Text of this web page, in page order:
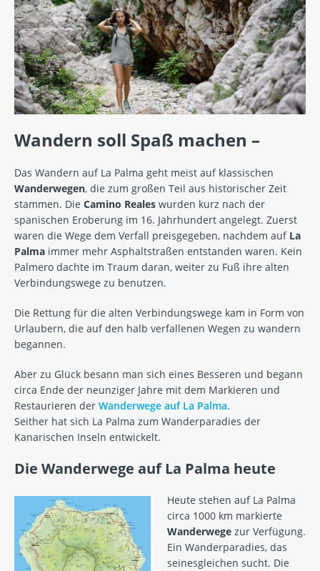
Wandern soll Spaß machen –
Das Wandern auf La Palma geht meist auf klassischen
Wanderwegen, die zum großen Teil aus historischer Zeit
stammen. Die Camino Reales wurden kurz nach der
spanischen Eroberung im 16. Jahrhundert angelegt. Zuerst
waren die Wege dem Verfall preisgegeben, nachdem auf La
Palma immer mehr Asphaltstraßen entstanden waren. Kein
Palmero dachte im Traum daran, weiter zu Fuß ihre alten
Verbindungswege zu benutzen.
Die Rettung für die alten Verbindungswege kam in Form von
Urlaubern, die auf den halb verfallenen Wegen zu wandern
begannen.
Aber zu Glück besann man sich eines Besseren und begann
circa Ende der neunziger Jahre mit dem Markieren und
Restaurieren der Wanderwege auf La Palma.
Seither hat sich La Palma zum Wanderparadies der
Kanarischen Inseln entwickelt.
Die Wanderwege auf La Palma heute
Heute stehen auf La Palma
circa 1000 km markierte
Wanderwege zur Verfügung.
Ein Wanderparadies, das
seinesgleichen sucht. Die